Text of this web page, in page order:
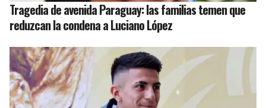
Tragedia de avenida Paraguay: las familias temen que
reduzcan la condena a Luciano López